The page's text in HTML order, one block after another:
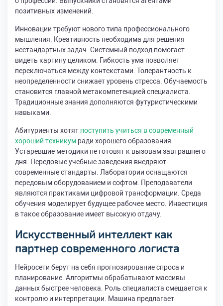
позитивных изменений.
Инновации требуют нового типа профессионального
мышления. Креативность необходима для решения
нестандартных задач. Системный подход помогает
видеть картину целиком. Гибкость ума позволяет
переключаться между контекстами. Толерантность к
неопределенности снижает уровень стресса. Обучаемость
становится главной метакомпетенцией специалиста.
Традиционные знания дополняются футуристическими
навыками.
Абитуриенты хотят поступить учиться в современный
хороший техникум ради хорошего образования.
Устаревшие методики не готовят к вызовам завтрашнего
дня. Передовые учебные заведения внедряют
современные стандарты. Лаборатории оснащаются
передовым оборудованием и софтом. Преподаватели
являются практиками цифровой трансформации. Среда
обучения моделирует будущее рабочее место. Инвестиция
в такое образование имеет высокую отдачу.
Искусственный интеллект как
партнер современного логиста
Нейросети берут на себя прогнозирование спроса и
планирование. Алгоритмы обрабатывают массивы
данных быстрее человека. Роль специалиста смещается к
контролю и интерпретации. Машина предлагает